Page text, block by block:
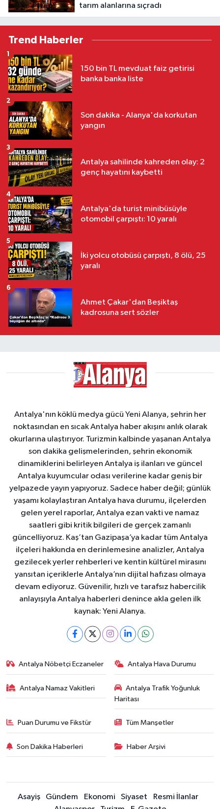
tarım alanlarına sıçradı
Trend Haberler
150 bin TL mevduat faiz getirisi
banka banka liste
1
Son dakika - Alanya'da korkutan
yangın
2
Antalya sahilinde kahreden olay: 2
genç hayatını kaybetti
3
Antalya'da turist minibüsüyle
otomobil çarpıştı: 10 yaralı
4
İki yolcu otobüsü çarpıştı, 8 ölü, 25
yaralı
5
Ahmet Çakar'dan Beşiktaş
kadrosuna sert sözler
6
Antalya'nın köklü medya gücü Yeni Alanya, şehrin her
noktasından en sıcak Antalya haber akışını anlık olarak
okurlarına ulaştırıyor. Turizmin kalbinde yaşanan Antalya
son dakika gelişmelerinden, şehrin ekonomik
dinamiklerini belirleyen Antalya iş ilanları ve güncel
Antalya kuyumcular odası verilerine kadar geniş bir
yelpazede yayın yapıyoruz. Sadece haber değil; günlük
yaşamı kolaylaştıran Antalya hava durumu, ilçelerden
gelen yerel raporlar, Antalya ezan vakti ve namaz
saatleri gibi kritik bilgileri de gerçek zamanlı
güncelliyoruz. Kaş’tan Gazipaşa’ya kadar tüm Antalya
ilçeleri hakkında en derinlemesine analizler, Antalya
gezilecek yerler rehberleri ve kentin kültürel mirasını
yansıtan içeriklerle Antalya’nın dijital hafızası olmaya
devam ediyoruz. Güvenilir, hızlı ve tarafsız habercilik
anlayışıyla Antalya haberleri denince akla gelen ilk
kaynak: Yeni Alanya.
Antalya Nöbetçi Eczaneler Antalya Hava Durumu
Antalya Namaz Vakitleri
Antalya Trafik Yoğunluk
Haritası
Puan Durumu ve Fikstür Tüm Manşetler
Son Dakika Haberleri Haber Arşivi
Asayiş Gündem Ekonomi Siyaset
Resmi İlanlar